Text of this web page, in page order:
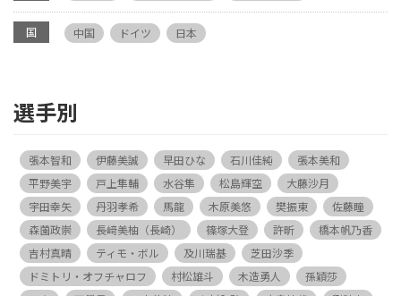
国 中国 ドイツ 日本
選手別
張本智和 伊藤美誠 早田ひな 石川佳純
張本美和
平野美宇
戸上隼輔 水谷隼 松島輝空
大藤沙月
宇田幸矢
丹羽孝希 馬龍 木原美悠 樊振東
佐藤瞳
森薗政崇
長﨑美柚（長崎） 篠塚大登 許昕
橋本帆乃香
吉村真晴
ティモ・ボル 及川瑞基
芝田沙季
ドミトリ・オフチャロフ
村松雄斗 木造勇人
孫穎莎